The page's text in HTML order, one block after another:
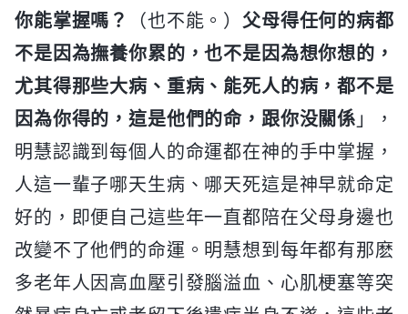
你能掌握嗎？
（也不能。） 父母得任何的病都
不是因為撫養你累的，也不是因為想你想的，
尤其得那些大病、重病、能死人的病，都不是
因為你得的，這是他們的命，跟你没關係 」，
明慧認識到每個人的命運都在神的手中掌握，
人這一輩子哪天生病、哪天死這是神早就命定
好的，即便自己這些年一直都陪在父母身邊也
改變不了他們的命運。明慧想到每年都有那麽
多老年人因高血壓引發腦溢血、心肌梗塞等突